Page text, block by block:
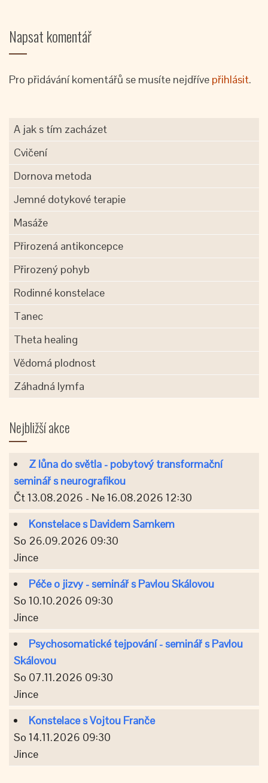
Napsat komentář
Pro přidávání komentářů se musíte nejdříve přihlásit.
A jak s tím zacházet
Cvičení
Dornova metoda
Jemné dotykové terapie
Masáže
Přirozená antikoncepce
Přirozený pohyb
Rodinné konstelace
Tanec
Theta healing
Vědomá plodnost
Záhadná lymfa
Nejbližší akce
Z lůna do světla - pobytový transformační
seminář s neurografikou
Čt 13.08.2026 - Ne 16.08.2026 12:30
Konstelace s Davidem Samkem
So 26.09.2026 09:30
Jince
Péče o jizvy - seminář s Pavlou Skálovou
So 10.10.2026 09:30
Jince
Psychosomatické tejpování - seminář s Pavlou
Skálovou
So 07.11.2026 09:30
Jince
Konstelace s Vojtou Franče
So 14.11.2026 09:30
Jince